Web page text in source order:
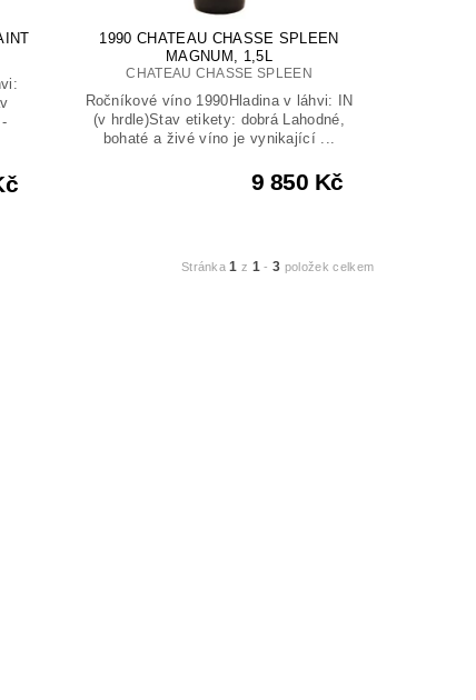
1990 CHATEAU CHASSE SPLEEN
MAGNUM, 1,5L
CHATEAU CHASSE SPLEEN
Ročníkové víno 1990Hladina v láhvi: IN
(v hrdle)Stav etikety: dobrá Lahodné,
bohaté a živé víno je vynikající ...
9 850 Kč
Stránka1 z 1 -3 položek celkem